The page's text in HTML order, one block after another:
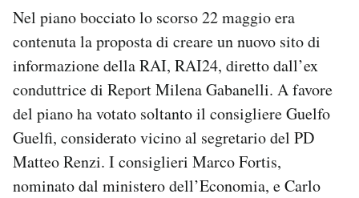
Nel piano bocciato lo scorso 22 maggio era
contenuta la proposta di creare un nuovo sito di
informazione della RAI, RAI24, diretto dall’ex
conduttrice di Report Milena Gabanelli. A favore
del piano ha votato soltanto il consigliere Guelfo
Guelfi, considerato vicino al segretario del PD
Matteo Renzi. I consiglieri Marco Fortis,
nominato dal ministero dell’Economia, e Carlo